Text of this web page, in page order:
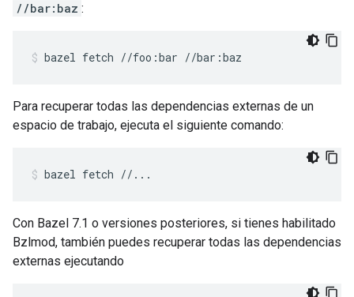
//bar:baz :
bazel fetch //foo:bar //bar:baz
Para recuperar todas las dependencias externas de un
espacio de trabajo, ejecuta el siguiente comando:
bazel fetch //...
Con Bazel 7.1 o versiones posteriores, si tienes habilitado
Bzlmod, también puedes recuperar todas las dependencias
externas ejecutando